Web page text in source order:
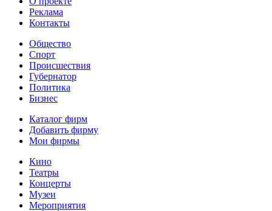
Реклама
Контакты
Общество
Спорт
Происшествия
Губернатор
Политика
Бизнес
Каталог фирм
Добавить фирму
Мои фирмы
Кино
Театры
Концерты
Музеи
Мероприятия